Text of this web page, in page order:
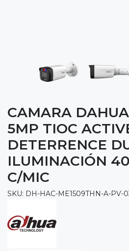
CAMARA
5MP TIOC
DETERRENCE
ILUMINACIÓN
C/MIC
SKU: DH-HAC-ME1509THN-A-PV-